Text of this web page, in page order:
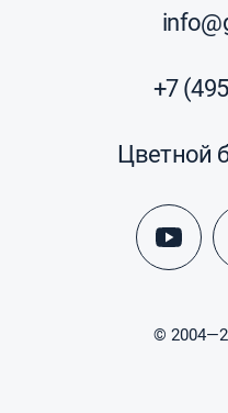
+7
Цветной
©